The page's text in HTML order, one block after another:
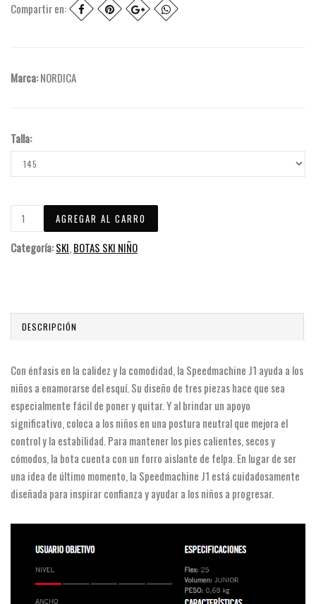
Compartir en:
Marca:NORDICA
Talla:
Categoría:SKI, BOTAS SKI NIÑO
DESCRIPCIÓN
Con énfasis en la calidez y la comodidad, la Speedmachine J1 ayuda a los
niños a enamorarse del esquí. Su diseño de tres piezas hace que sea
especialmente fácil de poner y quitar. Y al brindar un apoyo
significativo, coloca a los niños en una postura neutral que mejora el
control y la estabilidad. Para mantener los pies calientes, secos y
cómodos, la bota cuenta con un forro aislante de felpa. En lugar de ser
una idea de último momento, la Speedmachine J1 está cuidadosamente
diseñada para inspirar confianza y ayudar a los niños a progresar.